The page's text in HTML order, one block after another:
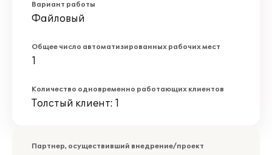
Вариант работы
Файловый
Общее число автоматизированных рабочих мест
1
Количество одновременно работающих клиентов
Толстый клиент: 1
Партнер, осуществивший внедрение/проект